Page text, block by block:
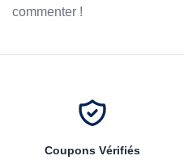
commenter !
Coupons Vérifiés